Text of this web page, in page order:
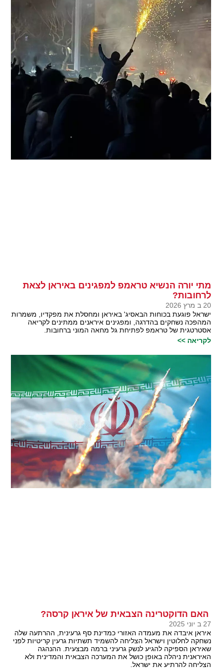
מתי יורה הנשיא טראמפ למפגינים באיראן לצאת
לרחובות?
20 ב מרץ 2026
ישראל פוגעת בכוחות הבאסיג' באיראן ומחסלת את מפקדיו, משמרות
המהפכה נשחקים בהדרגה, ומפגינים איראנים ממתינים לקריאה
אסטרטגית של טראמפ לפתיחת גל מחאה המוני ברחובות.
לקריאה >>
האם הדוקטרינה הצבאית של איראן קרסה?
27 ב יוני 2025
איראן איבדה את מעמדה האזורי כמדינת סף גרעינית, ההרתעה שלה
נשחקה לחלוטין וישראל הצליחה להשמיד תשתיות גרעין קריטיות לפני
שאיראן הספיקה להגיע לנשק גרעיני ברמה מבצעית. ההנהגה
האיראנית ניהלה באופן כושל את המערכה הצבאית והמדינית ולא
הצליחה להרתיע את ישראל.